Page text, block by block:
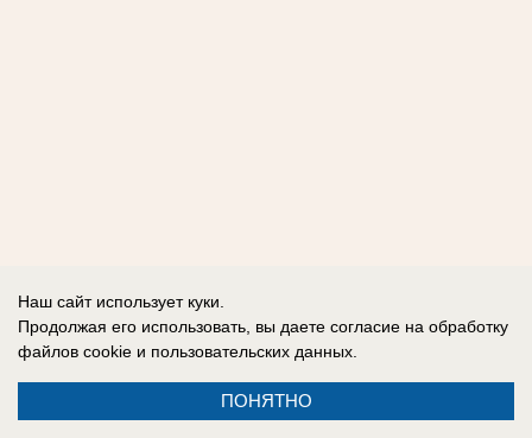
Наш сайт использует куки.
Продолжая его использовать, вы даете согласие на обработку
файлов cookie и пользовательских данных.
ПОНЯТНО